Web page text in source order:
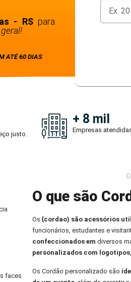
- RSpara
ATÉ 60 DIAS
justo.
+ 8 mil
Empresas
faces
O que são
Os {cordao) são acessórios
funcionários, estudantes e
confeccionados em diversos
personalizados com logotipos
Os Cordão personalizado são